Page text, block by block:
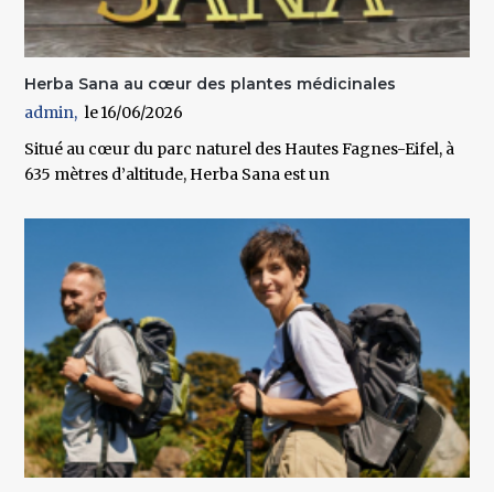
Herba Sana au cœur des plantes médicinales
admin
16/06/2026
Situé au cœur du parc naturel des Hautes Fagnes-Eifel, à
635 mètres d’altitude, Herba Sana est un